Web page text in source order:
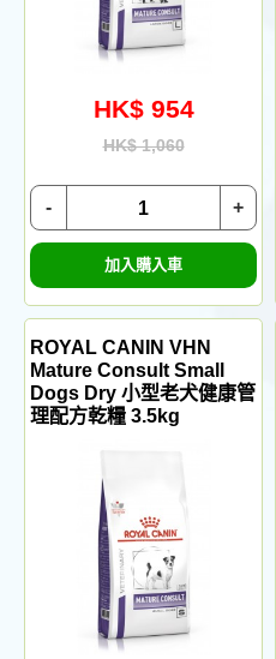
HK$ 954
HK$ 1,060
+
-
加入購入車
ROYAL CANIN VHN
Mature Consult Small
Dogs Dry 小型老犬健康管
理配方乾糧 3.5kg